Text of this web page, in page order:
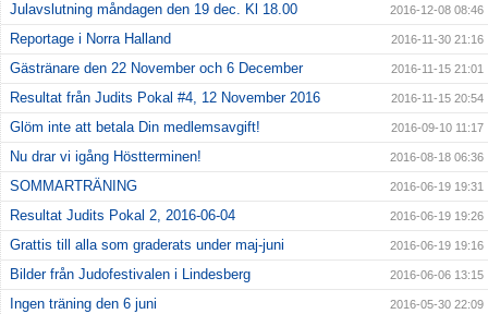
Julavslutning måndagen den 19 dec. Kl 18.00 2016-12-08 08:46
Reportage i Norra Halland 2016-11-30 21:16
Gästränare den 22 November och 6 December 2016-11-15 21:01
Resultat från Judits Pokal #4, 12 November 2016 2016-11-15 20:54
Glöm inte att betala Din medlemsavgift! 2016-09-10 11:17
Nu drar vi igång Höstterminen! 2016-08-18 06:36
SOMMARTRÄNING 2016-06-19 19:31
Resultat Judits Pokal 2, 2016-06-04 2016-06-19 19:26
Grattis till alla som graderats under maj-juni 2016-06-19 19:16
Bilder från Judofestivalen i Lindesberg 2016-06-06 13:15
Ingen träning den 6 juni 2016-05-30 22:09